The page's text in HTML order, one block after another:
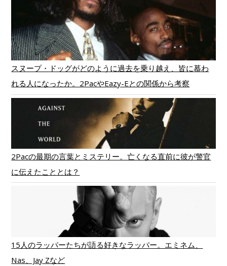
スヌープ・ドッグがどのように過去を乗り越え、皆に慕わ
れる人になったか。2PacやEazy-Eとの関係から考察
2Pacの最期の言葉とミステリー。亡くなる直前に彼が警官
に伝えたこととは？
15人のラッパーたちが語る好きなラッパー。エミネム、
Nas、Jay Zなど